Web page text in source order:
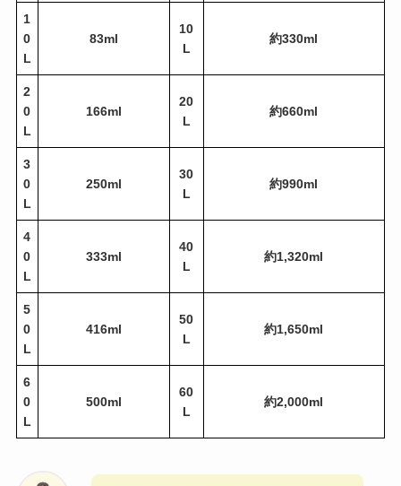
1
0
L
83ml
10
L
約330ml
2
0
L
166ml
20
L
約660ml
3
0
L
250ml
30
L
約990ml
4
0
L
333ml
40
L
約1,320ml
5
0
L
416ml
50
L
約1,650ml
6
0
L
500ml
60
L
約2,000ml